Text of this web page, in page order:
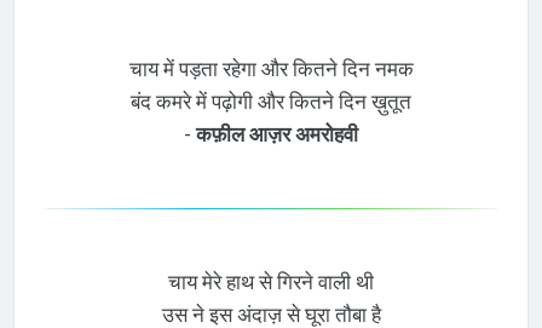
चाय में पड़ता रहेगा और कितने दिन नमक
बंद कमरे में पढ़ोगी और कितने दिन ख़ुतूत
-कफ़ील आज़र अमरोहवी
चाय मेरे हाथ से गिरने वाली थी
उस ने इस अंदाज़ से घूरा तौबा है